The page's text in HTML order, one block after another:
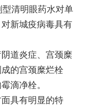
清明眼药水对单
新城疫病毒具有
道炎症、宫颈糜
的宫颈糜烂栓
滴净栓。
具有明显的特